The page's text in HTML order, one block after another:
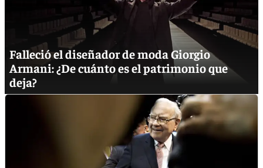
Falleció el diseñador de moda Giorgio
Armani: ¿De cuánto es el patrimonio que
deja?